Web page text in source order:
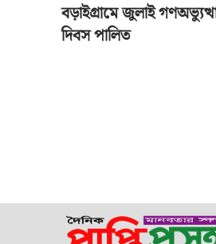
বড়াইগ্রামে জুলাই
দিবস পালিত